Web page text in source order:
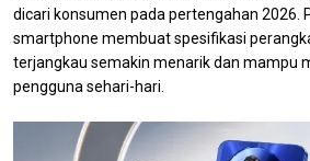
dicari konsumen pada pertengahan 2026.
smartphone membuat spesifikasi
terjangkau semakin menarik dan mampu
pengguna sehari-hari.